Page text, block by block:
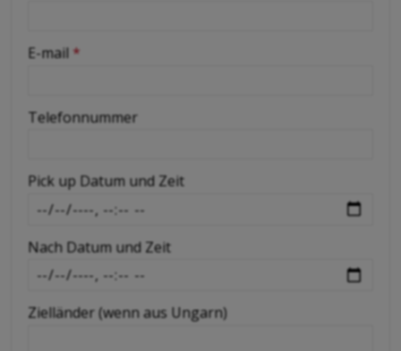
-
-
-
-
E-mail *
Telefonnummer
Pick up Datum und Zeit
Nach Datum und Zeit
Zielländer (wenn aus Ungarn)